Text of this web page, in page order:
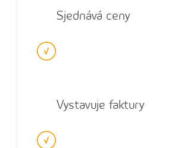
Sjednává ceny
Vystavuje faktury